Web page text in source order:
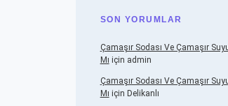
SON YORUMLAR
Çamaşır Sodası Ve Çamaşır Suyu
Mı için admin
Çamaşır Sodası Ve Çamaşır Suyu
Mı için Delikanlı